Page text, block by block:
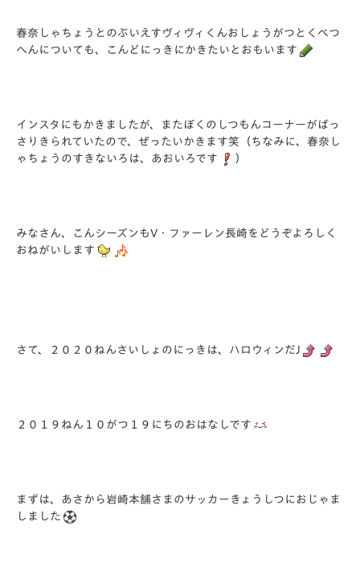
春奈しゃちょうとのぶいえすヴィヴィくんおしょうがつとくべつ
へんについても、こんどにっきにかきたいとおもいます
インスタにもかきましたが、またぼくのしつもんコーナーがばっ
さりきられていたので、ぜったいかきます笑（ちなみに、春奈し
ゃちょうのすきないろは、あおいろです
）
みなさん、こんシーズンもV・ファーレン長崎をどうぞよろしく
おねがいします
さて、２０２０ねんさいしょのにっきは、ハロウィンだJ
２０１９ねん１０がつ１９にちのおはなしです
まずは、あさから岩崎本舗さまのサッカーきょうしつにおじゃま
しました